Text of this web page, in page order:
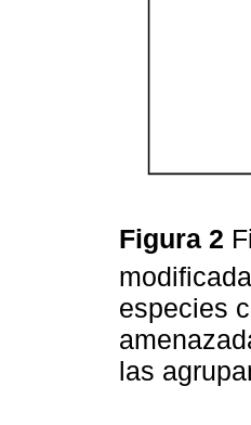
Figura 2
especies
las